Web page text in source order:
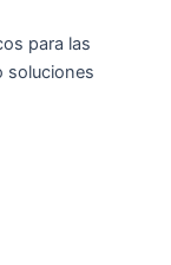
para las
soluciones